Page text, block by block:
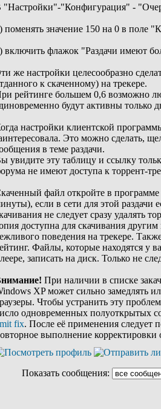
"Настройки"-"Конфигурация" -
поменять значение 150 на 0 в поле
включить флажок "Раздачи имеют
же настройки целесообразно
к скаченному) на трекере.
рейтинге большем 0,6 возможно
будут активны только
настройки клиентской
Это можно сделать,
в теме раздачи.
увидите эту таблицу и ссылку
не имеют доступа к торрент-
файл откройте в
если в сети для этой раздачи
не следует сразу удалять
доступна для скачивания
поведения на трекере.
Файлы, которые находятся у
записать на диск. Только не
При наличии в списке
XP может сильно замедлять
Чтобы устранить эту
одновременных полуоткрытых
fix. После её применения следует
выполнение
Показать сообщения: